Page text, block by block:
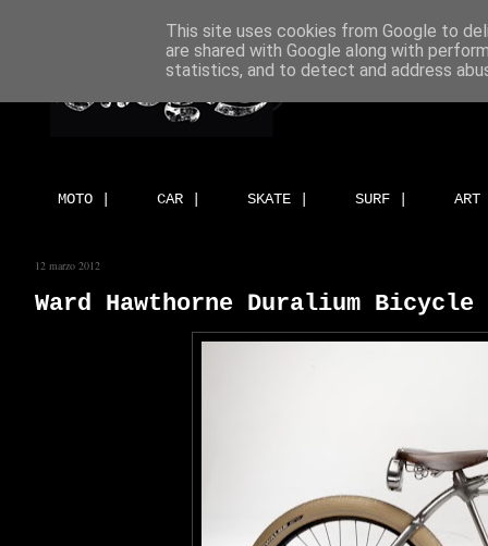
MOTO | CAR | SKATE | SURF |
12 marzo 2012
Ward Hawthorne Duralium
This site uses cookies from Google to
are shared with Google along with
statistics, and to detect and address